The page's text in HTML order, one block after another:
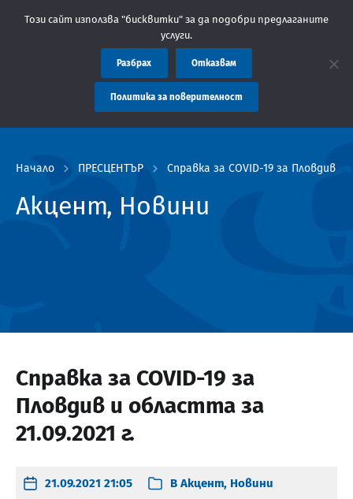
Областна администрация Пловдив препоръчва
Начало ПРЕСЦЕНТЪР Справка за COVID-19 за Пловдив и
Акцент, Новини
Справка за COVID-19 за
Пловдив и областта за
21.09.2021 г.
21.09.2021 21:05 В Акцент, Новини
Този сайт използва "бисквитки" за да подобри предлаганите
услуги.
Разбрах Отказвам
Политика за поверителност